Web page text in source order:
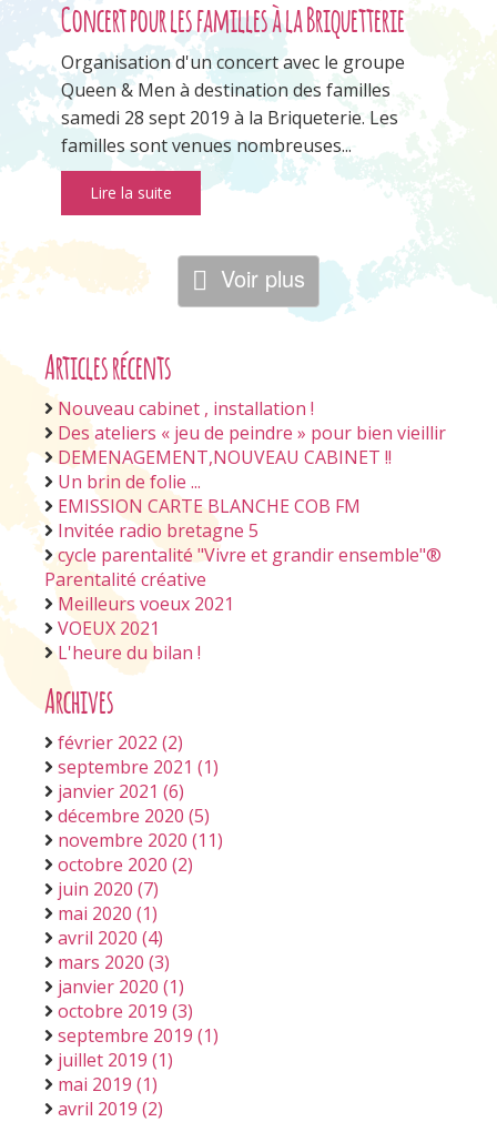
Concert pour les familles à la Briquetterie
Organisation d'un concert avec le groupe
Queen & Men à destination des familles
samedi 28 sept 2019 à la Briqueterie. Les
familles sont venues nombreuses...
Lire la suite
Voir plus
Articles récents
Nouveau cabinet , installation !
Des ateliers « jeu de peindre » pour bien vieillir
DEMENAGEMENT,NOUVEAU CABINET !!
Un brin de folie ...
EMISSION CARTE BLANCHE COB FM
Invitée radio bretagne 5
cycle parentalité "Vivre et grandir ensemble"®
Parentalité créative
Meilleurs voeux 2021
VOEUX 2021
L'heure du bilan !
Archives
février 2022 (2)
septembre 2021 (1)
janvier 2021 (6)
décembre 2020 (5)
novembre 2020 (11)
octobre 2020 (2)
juin 2020 (7)
mai 2020 (1)
avril 2020 (4)
mars 2020 (3)
janvier 2020 (1)
octobre 2019 (3)
septembre 2019 (1)
juillet 2019 (1)
mai 2019 (1)
avril 2019 (2)